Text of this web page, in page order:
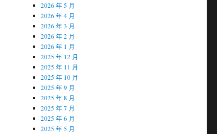
2026 年 5 月
2026 年 4 月
2026 年 3 月
2026 年 2 月
2026 年 1 月
2025 年 12 月
2025 年 11 月
2025 年 10 月
2025 年 9 月
2025 年 8 月
2025 年 7 月
2025 年 6 月
2025 年 5 月